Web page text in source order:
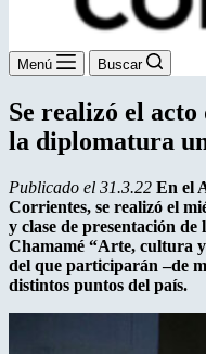
Menú Buscar
Se realizó el
la diplomatura
Publicado el 31.3.22 En el
Corrientes, se realizó el
y clase de presentación
Chamamé “Arte, cultura
del que participarán –de
distintos puntos del país.